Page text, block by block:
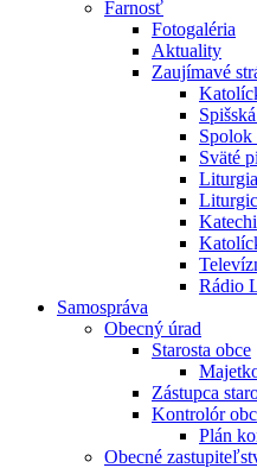
Farnosť
Fotogaléria
Aktuality
Zaujímavé
Spolok
Sväté
Rádio
Samospráva
Obecný úrad
Starosta obce
Zástupca
Kontrolór
Plán
Obecné